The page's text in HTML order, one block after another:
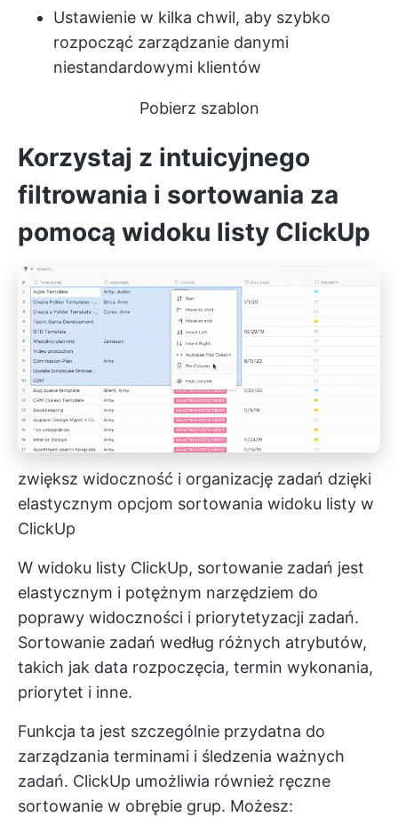
Ustawienie w kilka chwil, aby szybko
rozpocząć zarządzanie danymi
niestandardowymi klientów
Pobierz szablon
Korzystaj z intuicyjnego
filtrowania i sortowania za
pomocą widoku listy ClickUp
zwiększ widoczność i organizację zadań dzięki
elastycznym opcjom sortowania widoku listy w
ClickUp
W widoku listy ClickUp, sortowanie zadań jest
elastycznym i potężnym narzędziem do
poprawy widoczności i priorytetyzacji zadań.
Sortowanie zadań według różnych atrybutów,
takich jak data rozpoczęcia, termin wykonania,
priorytet i inne.
Funkcja ta jest szczególnie przydatna do
zarządzania terminami i śledzenia ważnych
zadań. ClickUp umożliwia również ręczne
sortowanie w obrębie grup. Możesz: